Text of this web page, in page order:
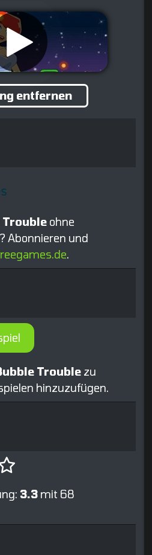
entfernen
Trouble ohne
Abonnieren und
.
Trouble zu
hinzuzufügen.
3.3 mit 68